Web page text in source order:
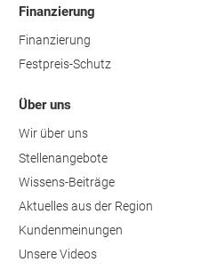
Finanzierung
Finanzierung
Festpreis-Schutz
Über uns
Wir über uns
Stellenangebote
Wissens-Beiträge
Aktuelles aus der Region
Kundenmeinungen
Unsere Videos